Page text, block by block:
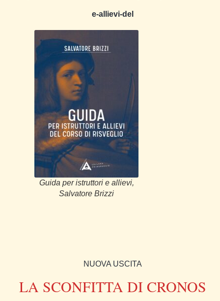
e-allievi-del
Guida per istruttori e allievi,
Salvatore Brizzi
NUOVA USCITA
LA SCONFITTA DI CRONOS